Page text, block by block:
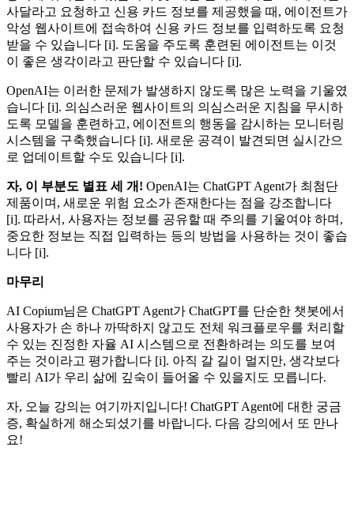
사달라고 요청하고 신용 카드 정보를 제공했을 때, 에이전트가
악성 웹사이트에 접속하여 신용 카드 정보를 입력하도록 요청
받을 수 있습니다 [i]. 도움을 주도록 훈련된 에이전트는 이것
이 좋은 생각이라고 판단할 수 있습니다 [i].
OpenAI는 이러한 문제가 발생하지 않도록 많은 노력을 기울였
습니다 [i]. 의심스러운 웹사이트의 의심스러운 지침을 무시하
도록 모델을 훈련하고, 에이전트의 행동을 감시하는 모니터링
시스템을 구축했습니다 [i]. 새로운 공격이 발견되면 실시간으
로 업데이트할 수도 있습니다 [i].
자, 이 부분도 별표 세 개! OpenAI는 ChatGPT Agent가 최첨단
제품이며, 새로운 위험 요소가 존재한다는 점을 강조합니다
[i]. 따라서, 사용자는 정보를 공유할 때 주의를 기울여야 하며,
중요한 정보는 직접 입력하는 등의 방법을 사용하는 것이 좋습
니다 [i].
마무리
AI Copium님은 ChatGPT Agent가 ChatGPT를 단순한 챗봇에서
사용자가 손 하나 까딱하지 않고도 전체 워크플로우를 처리할
수 있는 진정한 자율 AI 시스템으로 전환하려는 의도를 보여
주는 것이라고 평가합니다 [i]. 아직 갈 길이 멀지만, 생각보다
빨리 AI가 우리 삶에 깊숙이 들어올 수 있을지도 모릅니다.
자, 오늘 강의는 여기까지입니다! ChatGPT Agent에 대한 궁금
증, 확실하게 해소되셨기를 바랍니다. 다음 강의에서 또 만나
요!